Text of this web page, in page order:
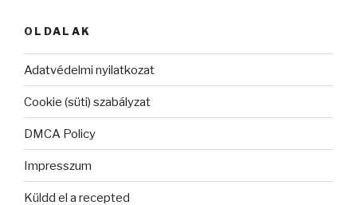
OLDALAK
Adatvédelmi nyilatkozat
Cookie (süti) szabályzat
DMCA Policy
Impresszum
Küldd el a recepted